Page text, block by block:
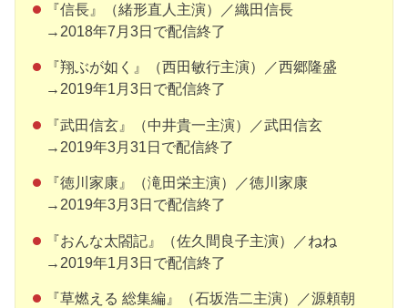
『信長』（緒形直人主演）／織田信長
→2018年7月3日で配信終了
『翔ぶが如く』（西田敏行主演）／西郷隆盛
→2019年1月3日で配信終了
『武田信玄』（中井貴一主演）／武田信玄
→2019年3月31日で配信終了
『徳川家康』（滝田栄主演）／徳川家康
→2019年3月3日で配信終了
『おんな太閤記』（佐久間良子主演）／ねね
→2019年1月3日で配信終了
『草燃える 総集編』（石坂浩二主演）／源頼朝